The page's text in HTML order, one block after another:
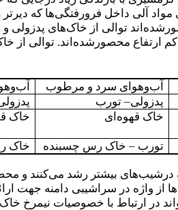
مواد آلی داخل فرورفتگی‌ها که
توالی از خاک‌های پدزولی
کم ارتفاع محصورشده‌اند. توالی از
آب‌وهوای سرد و مرطوب
پدزولی– تورب
خاک قهوه‌ای خاک
تورب– خاک رس چسبنده خاک
بیشتر رشد می‌کنند و
واژه در سراشیبی دامنه جهت
در ارتباط با خصوصیات نیمرخ